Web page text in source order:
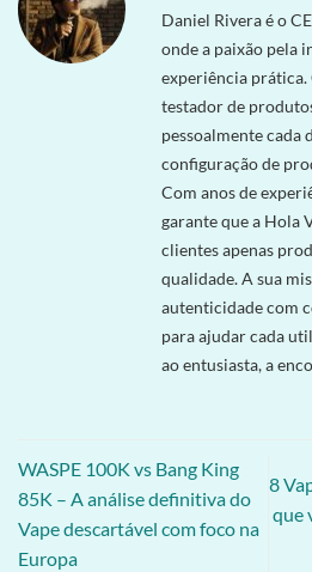
Daniel Rivera é o
onde a paixão pela
experiência
testador de
pessoalmente cada
configuração de
Com anos de
garante que a Hola
clientes apenas
qualidade. A sua
autenticidade com
para ajudar cada
ao entusiasta, a
WASPE 100K vs Bang King
85K – A análise definitiva do
Vape descartável com foco na
Europa
8
que